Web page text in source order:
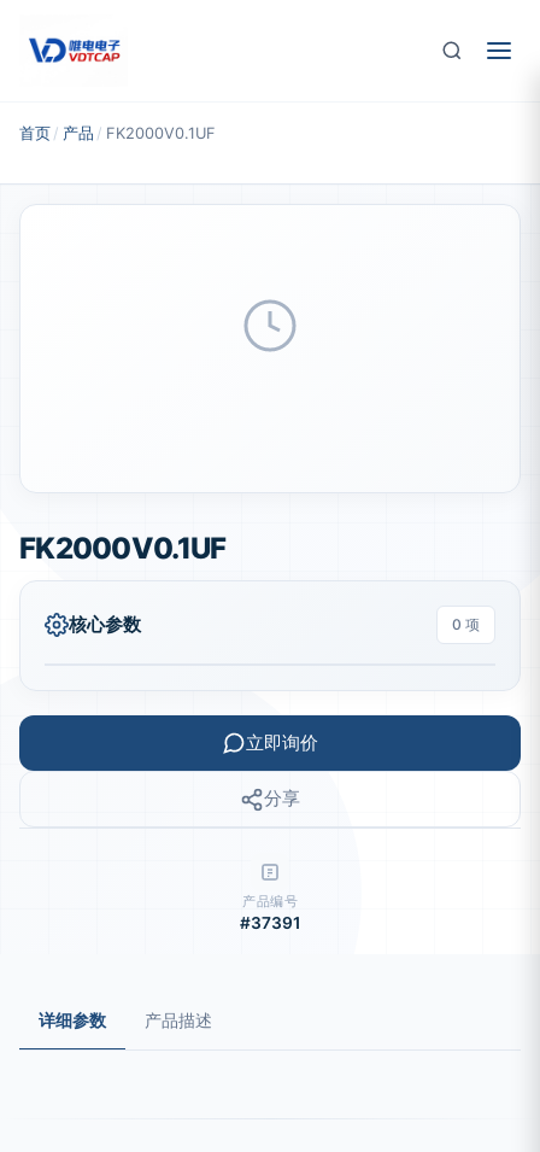
首页 / 产品 / FK2000V0.1UF
FK2000V0.1UF
核心参数 0 项
立即询价
分享
产品编号
#37391
详细参数 产品描述